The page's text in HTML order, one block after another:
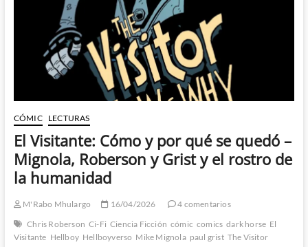
glacial
CÓMIC LECTURAS
El Visitante: Cómo y por qué se quedó –
Mignola, Roberson y Grist y el rostro de
la humanidad
M'Rabo Mhulargo 16/04/2026
4 comentarios
Chris Roberson Ci-Fi Ciencia Ficción cómic comics dark horse El
Visitante Hellboy Hellboyverso Mike Mignola paul grist The Visitor